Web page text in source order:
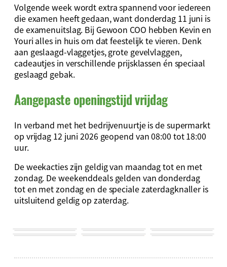
Volgende week wordt extra spannend voor iedereen
die examen heeft gedaan, want donderdag 11 juni is
de examenuitslag. Bij Gewoon COO hebben Kevin en
Youri alles in huis om dat feestelijk te vieren. Denk
aan geslaagd-vlaggetjes, grote gevelvlaggen,
cadeautjes in verschillende prijsklassen én speciaal
geslaagd gebak.
Aangepaste openingstijd vrijdag
In verband met het bedrijvenuurtje is de supermarkt
op vrijdag 12 juni 2026 geopend van 08:00 tot 18:00
uur.
De weekacties zijn geldig van maandag tot en met
zondag. De weekenddeals gelden van donderdag
tot en met zondag en de speciale zaterdagknaller is
uitsluitend geldig op zaterdag.